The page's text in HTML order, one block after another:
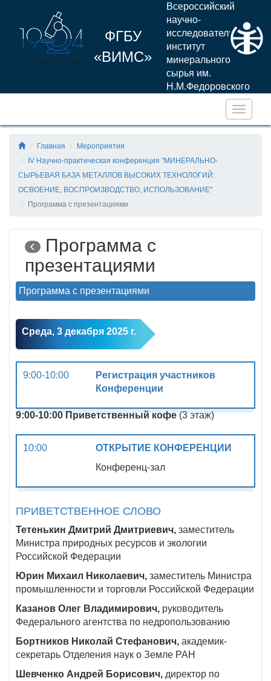
ФГБУ
«ВИМС»
Всероссийский
научно-
исследовательский
институт
минерального
сырья им.
Н.М.Федоровского
Главная
Мероприятия
IV Научно-практическая конференция "МИНЕРАЛЬНО-
СЫРЬЕВАЯ БАЗА МЕТАЛЛОВ ВЫСОКИХ ТЕХНОЛОГИЙ:
ОСВОЕНИЕ, ВОСПРОИЗВОДСТВО, ИСПОЛЬЗОВАНИЕ"
Программа с презентациями
Программа с
презентациями
Программа с презентациями
Среда, 3 декабря 2025 г.
9:00-10:00
Регистрация участников
Конференции
9:00-10:00 Приветственный кофе(3 этаж)
10:00
ОТКРЫТИЕ КОНФЕРЕНЦИИ
Конференц-зал
ПРИВЕТСТВЕННОЕ СЛОВО
Тетенькин Дмитрий Дмитриевич, заместитель
Министра природных ресурсов и экологии
Российской Федерации
Юрин Михаил Николаевич, заместитель Министра
промышленности и торговли Российской Федерации
Казанов Олег Владимирович, руководитель
Федерального агентства по недропользованию
Бортников Николай Стефанович, академик-
секретарь Отделения наук о Земле РАН
Шевченко Андрей Борисович, директор по